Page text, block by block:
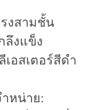
งสามชั้น
ลึงแข็ง
เอสเตอร์สีดำ
หน่าย: